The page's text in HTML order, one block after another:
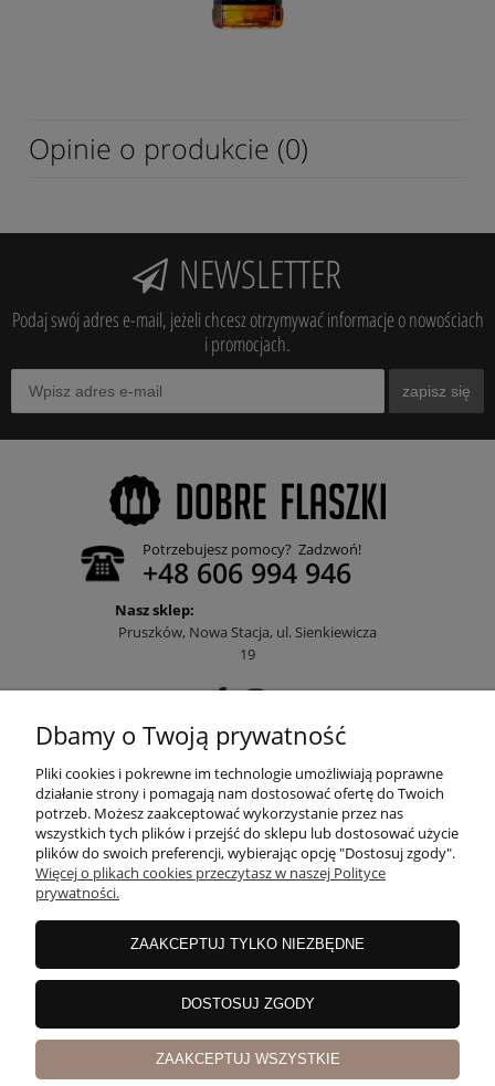
Opinie o produkcie (0)
NEWSLETTER
Podaj swój adres e-mail, jeżeli chcesz otrzymywać informacje o nowościach
i promocjach.
zapisz się
Potrzebujesz pomocy? Zadzwoń!
+48 606 994 946
Nasz sklep:
Pruszków, Nowa Stacja, ul. Sienkiewicza
19
POMOC
MOJE KONTO
PŁATNOŚCI I DOSTAWA
INFORMACJE
O NAS
Dbamy o Twoją prywatność
Pliki cookies i pokrewne im technologie umożliwiają poprawne
działanie strony i pomagają nam dostosować ofertę do Twoich
potrzeb. Możesz zaakceptować wykorzystanie przez nas
wszystkich tych plików i przejść do sklepu lub dostosować użycie
plików do swoich preferencji, wybierając opcję "Dostosuj zgody".
Więcej o plikach cookies przeczytasz w naszej Polityce
prywatności.
ZAAKCEPTUJ TYLKO NIEZBĘDNE
DOSTOSUJ ZGODY
ZAAKCEPTUJ WSZYSTKIE